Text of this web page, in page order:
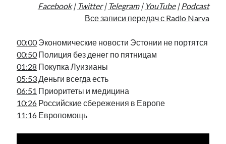
radio narva
ансиппиада видео война
в поисках здравого смысла выборы
евросоюз интервью история
катри райк кая каллас книга маська
нацменьшинства образование обучение эстонскому
памятники парад клоунов
подкаст
Facebook| Twitter| Telegram| YouTube| Podcast
Все записи передач с Radio Narva
00:00Экономические новости Эстонии не портятся
00:50Полиция без денег по пятницам
01:28 Покупка Луизианы
05:53 Деньги всегда есть
06:51 Приоритеты и медицина
10:26 Российские сбережения в Европе
11:16 Европомощь